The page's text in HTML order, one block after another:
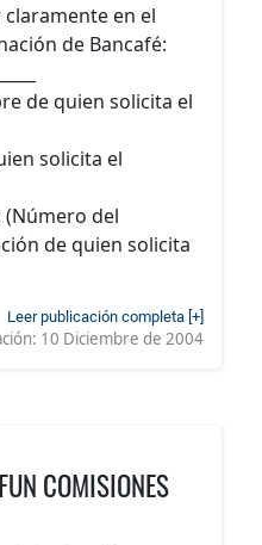
en el
de Bancafé:
de quien solicita el
solicita el
(Número del
de quien solicita
Leer publicación completa [+]
10 Diciembre de 2004
COMISIONES